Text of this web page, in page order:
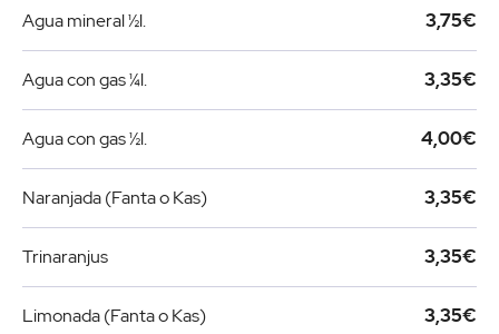
Agua mineral ½l. 3,75€
Agua con gas ¼l. 3,35€
Agua con gas ½l. 4,00€
Naranjada (Fanta o Kas) 3,35€
Trinaranjus 3,35€
Limonada (Fanta o Kas) 3,35€